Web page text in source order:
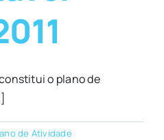
o plano de
de Atividade